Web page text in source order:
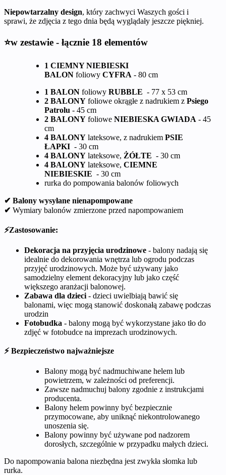
Niepowtarzalny design, który zachwyci Waszych gości i
sprawi, że zdjęcia z tego dnia będą wyglądały jeszcze piękniej.
⭐w zestawie - łącznie 18 elementów
1 CIEMNY NIEBIESKI
BALON foliowy CYFRA - 80 cm
1 BALON foliowy RUBBLE - 77 x 53 cm
2 BALONY foliowe okrągłe z nadrukiem z Psiego
Patrolu - 45 cm
2 BALONY foliowe NIEBIESKA GWIADA - 45
cm
4 BALONY lateksowe, z nadrukiem PSIE
ŁAPKI - 30 cm
4 BALONY lateksowe, ŻÓŁTE - 30 cm
4 BALONY lateksowe, CIEMNE
NIEBIESKIE - 30 cm
rurka do pompowania balonów foliowych
✔ Balony wysyłane nienapompowane
✔ Wymiary balonów zmierzone przed napompowaniem
⚡Zastosowanie:
Dekoracja na przyjęcia urodzinowe - balony nadają się
idealnie do dekorowania wnętrza lub ogrodu podczas
przyjęć urodzinowych. Może być używany jako
samodzielny element dekoracyjny lub jako część
większego aranżacji balonowej.
Zabawa dla dzieci - dzieci uwielbiają bawić się
balonami, więc mogą stanowić doskonałą zabawę podczas
urodzin
Fotobudka - balony mogą być wykorzystane jako tło do
zdjęć w fotobudce na imprezach urodzinowych.
⚡ Bezpieczeństwo najważniejsze
Balony mogą być nadmuchiwane helem lub
powietrzem, w zależności od preferencji.
Zawsze nadmuchuj balony zgodnie z instrukcjami
producenta.
Balony helem powinny być bezpiecznie
przymocowane, aby uniknąć niekontrolowanego
unoszenia się.
Balony powinny być używane pod nadzorem
dorosłych, szczególnie w przypadku małych dzieci.
Do napompowania balona niezbędna jest zwykła słomka lub
rurka.